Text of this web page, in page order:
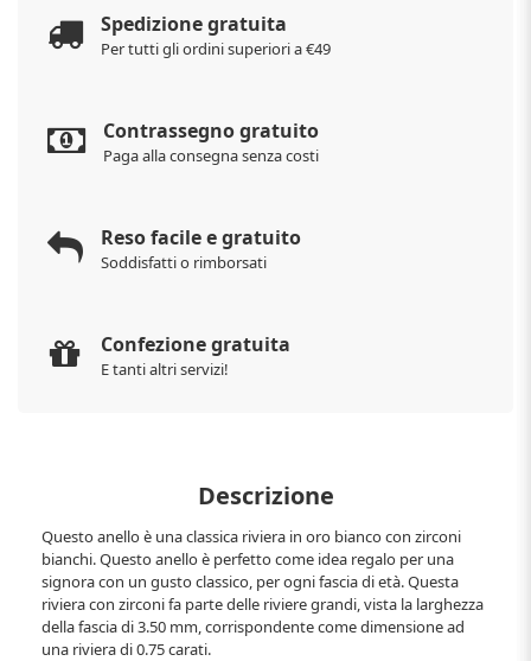
Spedizione gratuita
Per tutti gli ordini superiori a €49
Contrassegno gratuito
Paga alla consegna senza costi
Reso facile e gratuito
Soddisfatti o rimborsati
Confezione gratuita
E tanti altri servizi!
Descrizione
Questo anello è una classica riviera in oro bianco con zirconi
bianchi. Questo anello è perfetto come idea regalo per una
signora con un gusto classico, per ogni fascia di età. Questa
riviera con zirconi fa parte delle riviere grandi, vista la larghezza
della fascia di 3.50 mm, corrispondente come dimensione ad
una riviera di 0.75 carati.